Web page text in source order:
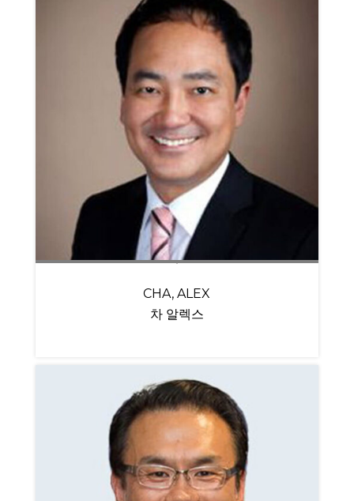
CHA, ALEX
차 알렉스